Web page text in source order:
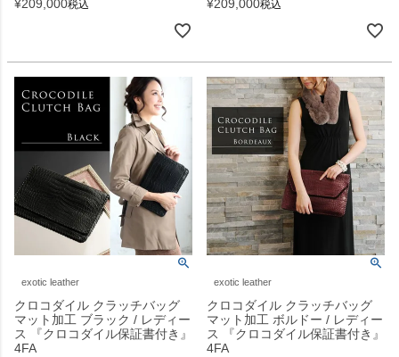
¥209,000税込
¥209,000税込
exotic leather
クロコダイル クラッチバッグ
マット加工 ブラック / レディー
ス 『クロコダイル保証書付き』
4FA
exotic leather
クロコダイル クラッチバッグ
マット加工 ボルドー / レディー
ス 『クロコダイル保証書付き』
4FA